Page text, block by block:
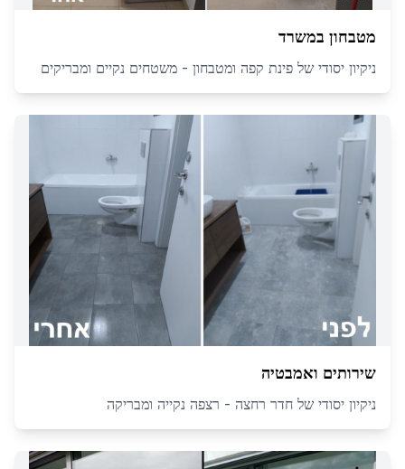
מטבחון במשרד
ניקיון יסודי של פינת קפה ומטבחון - משטחים נקיים ומבריקים
שירותים ואמבטיה
ניקיון יסודי של חדר רחצה - רצפה נקייה ומבריקה